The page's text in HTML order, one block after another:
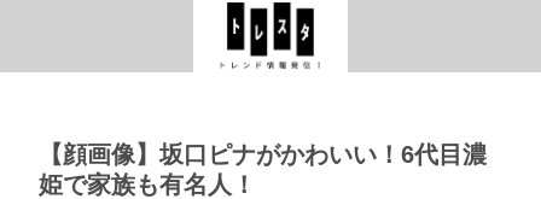
【顔画像】坂口ピナがかわいい！6代目濃
姫で家族も有名人！